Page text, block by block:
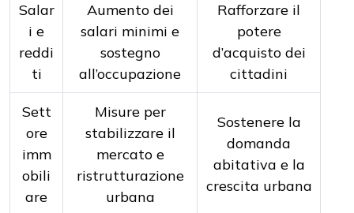
Salar
i e
reddi
ti
Aumento dei
salari minimi e
sostegno
all’occupazione
Rafforzare il
potere
d’acquisto dei
cittadini
Sett
ore
imm
obili
are
Misure per
stabilizzare il
mercato e
ristrutturazione
urbana
Sostenere la
domanda
abitativa e la
crescita urbana